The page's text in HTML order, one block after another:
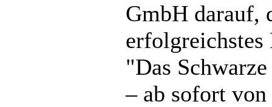
GmbH darauf,
"Das
– ab sofort